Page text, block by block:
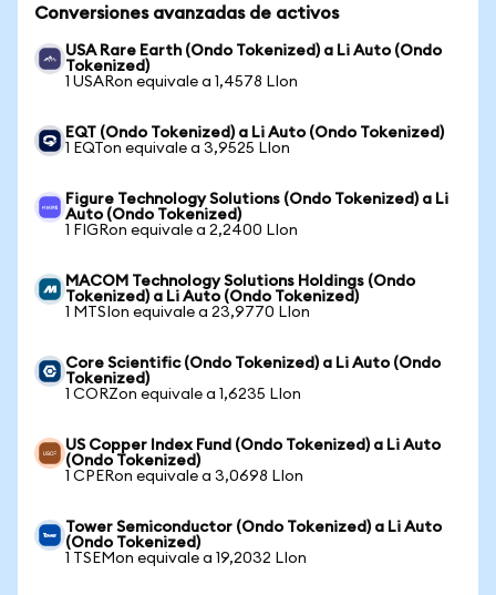
Conversiones avanzadas de activos
USA Rare Earth (Ondo Tokenized) a Li Auto (Ondo
Tokenized)
1 USARon equivale a 1,4578 LIon
EQT (Ondo Tokenized) a Li Auto (Ondo Tokenized)
1 EQTon equivale a 3,9525 LIon
Figure Technology Solutions (Ondo Tokenized) a Li
Auto (Ondo Tokenized)
1 FIGRon equivale a 2,2400 LIon
MACOM Technology Solutions Holdings (Ondo
Tokenized) a Li Auto (Ondo Tokenized)
1 MTSIon equivale a 23,9770 LIon
Core Scientific (Ondo Tokenized) a Li Auto (Ondo
Tokenized)
1 CORZon equivale a 1,6235 LIon
US Copper Index Fund (Ondo Tokenized) a Li Auto
(Ondo Tokenized)
1 CPERon equivale a 3,0698 LIon
Tower Semiconductor (Ondo Tokenized) a Li Auto
(Ondo Tokenized)
1 TSEMon equivale a 19,2032 LIon